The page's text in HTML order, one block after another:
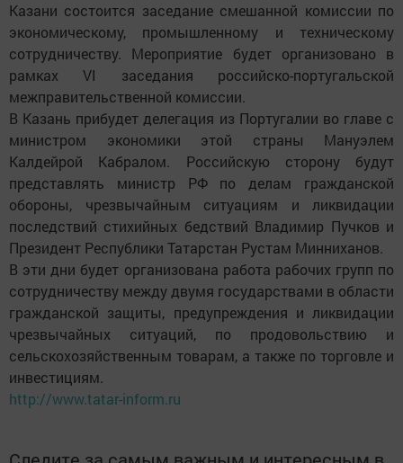
Казани состоится заседание смешанной комиссии по
экономическому, промышленному и техническому
сотрудничеству. Мероприятие будет организовано в
рамках VI заседания российско-португальской
межправительственной комиссии.
В Казань прибудет делегация из Португалии во главе с
министром экономики этой страны Мануэлем
Калдейрой Кабралом. Российскую сторону будут
представлять министр РФ по делам гражданской
обороны, чрезвычайным ситуациям и ликвидации
последствий стихийных бедствий Владимир Пучков и
Президент Республики Татарстан Рустам Минниханов.
В эти дни будет организована работа рабочих групп по
сотрудничеству между двумя государствами в области
гражданской защиты, предупреждения и ликвидации
чрезвычайных ситуаций, по продовольствию и
сельскохозяйственным товарам, а также по торговле и
инвестициям.
http://www.tatar-inform.ru